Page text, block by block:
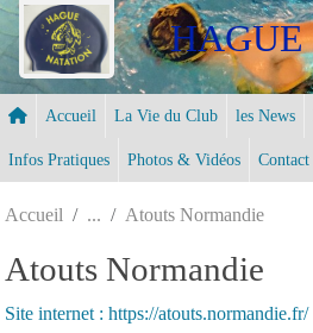
HAGUE
Accueil La Vie du Club les News
Infos Pratiques Photos & Vidéos
Accueil Atouts Normandie
Atouts Normandie
Site internet : https://atouts.normandie.fr/
Panneau de gestion des cookies